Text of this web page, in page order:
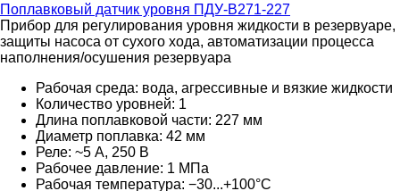
Поплавковый датчик уровня ПДУ-В271-227
Прибор для регулирования уровня жидкости в резервуаре,
защиты насоса от сухого хода, автоматизации процесса
наполнения/осушения резервуара
Рабочая среда: вода, агрессивные и вязкие жидкости
Количество уровней: 1
Длина поплавковой части: 227 мм
Диаметр поплавка: 42 мм
Реле: ~5 А, 250 В
Рабочее давление: 1 МПа
Рабочая температура: −30...+100°С